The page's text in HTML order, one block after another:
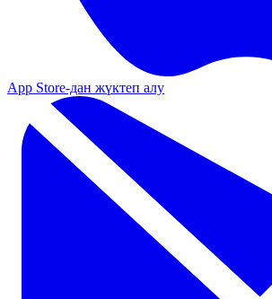
App Store-дан жүктеп алу